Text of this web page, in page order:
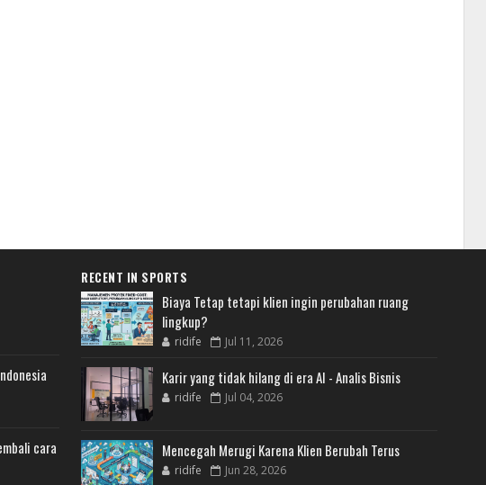
cara
RECENT IN SPORTS
Biaya Tetap tetapi klien ingin perubahan ruang
lingkup?
ridife Jul 11, 2026
Karir yang tidak hilang di era AI - Analis Bisnis
ridife Jul 04, 2026
Mencegah Merugi Karena Klien Berubah Terus
ridife Jun 28, 2026